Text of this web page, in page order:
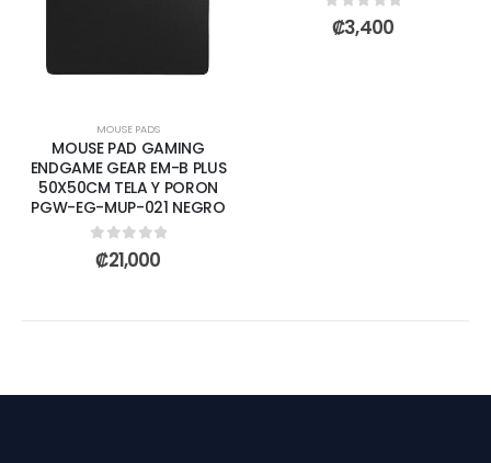
MOUSE PADS
MOUSE PAD GAMING
ENDGAME GEAR EM-B PLUS
50X50CM TELA Y PORON
PGW-EG-MUP-021 NEGRO
0out of 5
₡21,000
0out of 5
₡3,400